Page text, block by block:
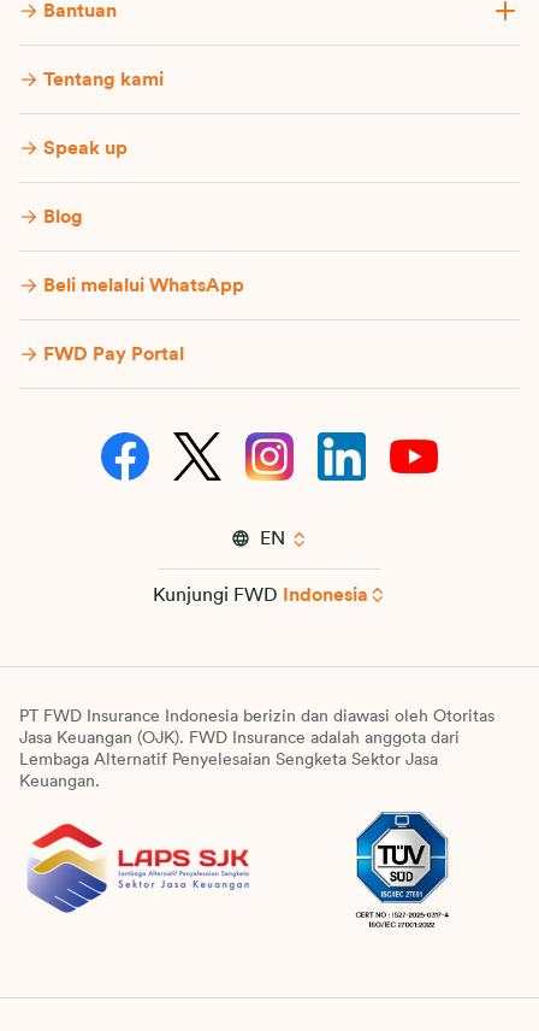
Bantuan
Tentang kami
Speak up
Blog
Beli melalui WhatsApp
FWD Pay Portal
EN
Kunjungi FWD Indonesia
PT FWD Insurance Indonesia berizin dan diawasi oleh Otoritas
Jasa Keuangan (OJK). FWD Insurance adalah anggota dari
Lembaga Alternatif Penyelesaian Sengketa Sektor Jasa
Keuangan.